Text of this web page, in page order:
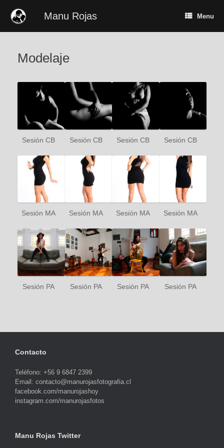
content
Manu Rojas Menu
Modelaje
Sesión CB Sesión CB Sesión CB Sesión CB
Sesión MA Sesión MA Sesión MA Sesión MA
Sesión PA Sesión PA Sesión PA Sesión PA
Contacto
Teléfono: +56 9 6847 2399
Email: contacto@manurojasfotografia.cl
facebook.com/manurojashoy
instagram.com/manurojasfotos
Manu Rojas Twitter